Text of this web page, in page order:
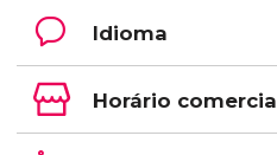
Idioma
Horário